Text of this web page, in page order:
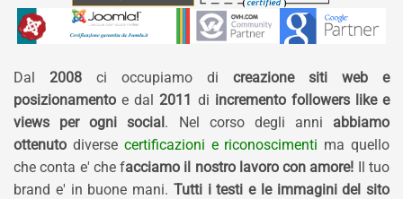
Dal 2008 ci occupiamo di creazione siti web e
posizionamento e dal 2011 di incremento followers like e
views per ogni social. Nel corso degli anni abbiamo
ottenuto diverse certificazioni e riconoscimenti ma quello
che conta e' che facciamo il nostro lavoro con amore! Il tuo
brand e' in buone mani. Tutti i testi e le immagini del sito